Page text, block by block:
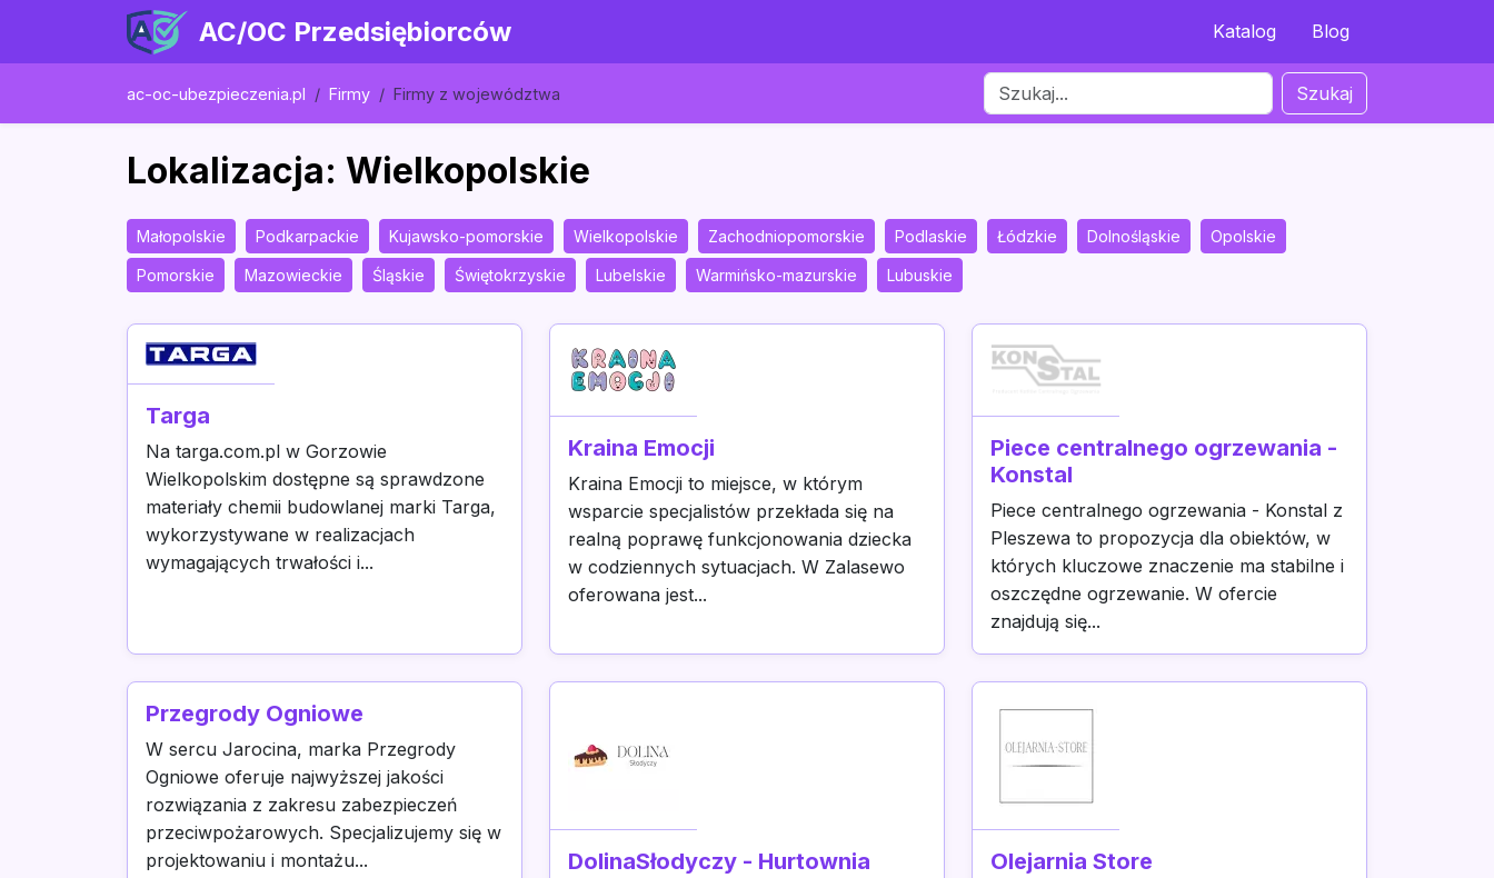
AC/OC Przedsiębiorców Katalog Blog
ac-oc-ubezpieczenia.pl Firmy Firmy z województwa Szukaj
Lokalizacja: Wielkopolskie
Małopolskie Podkarpackie Kujawsko-pomorskie Wielkopolskie Zachodniopomorskie Podlaskie Łódzkie Dolnośląskie Opolskie
Pomorskie Mazowieckie Śląskie Świętokrzyskie Lubelskie Warmińsko-mazurskie Lubuskie
Targa
Na targa.com.pl w Gorzowie
Wielkopolskim dostępne są sprawdzone
materiały chemii budowlanej marki Targa,
wykorzystywane w realizacjach
wymagających trwałości i...
Kraina Emocji
Kraina Emocji to miejsce, w którym
wsparcie specjalistów przekłada się na
realną poprawę funkcjonowania dziecka
w codziennych sytuacjach. W Zalasewo
oferowana jest...
Piece centralnego ogrzewania -
Konstal
Piece centralnego ogrzewania - Konstal z
Pleszewa to propozycja dla obiektów, w
których kluczowe znaczenie ma stabilne i
oszczędne ogrzewanie. W ofercie
znajdują się...
Przegrody Ogniowe
W sercu Jarocina, marka Przegrody
Ogniowe oferuje najwyższej jakości
rozwiązania z zakresu zabezpieczeń
przeciwpożarowych. Specjalizujemy się w
projektowaniu i montażu...
DolinaSłodyczy - Hurtownia
Olejarnia Store